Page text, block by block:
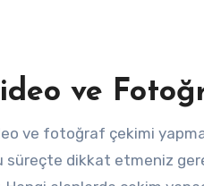
ve
süreçte dikkat etmeniz